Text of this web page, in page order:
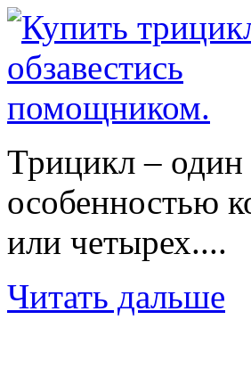
Трицикл – один
особенностью
или четырех....
Читать дальше